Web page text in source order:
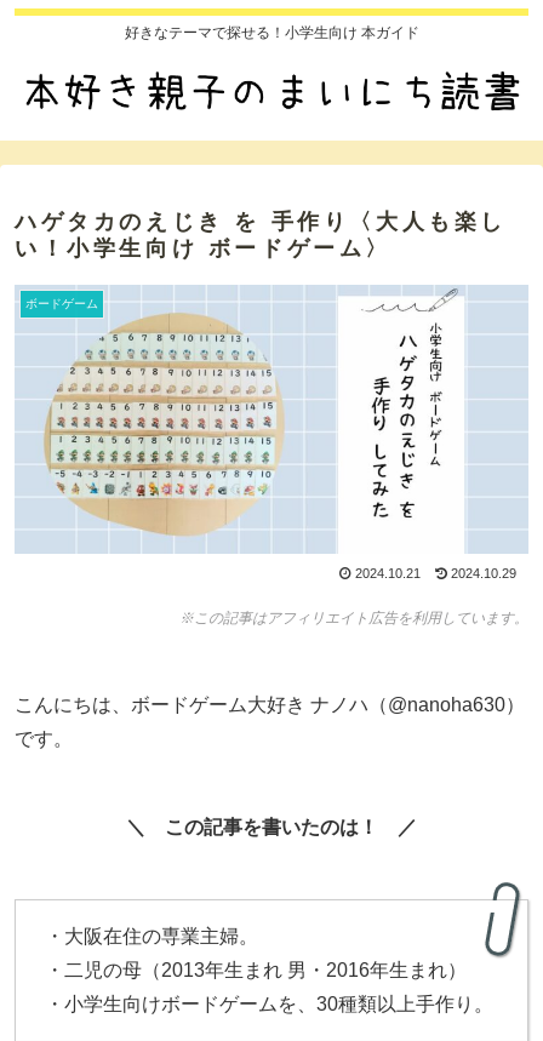
好きなテーマで探せる！小学生向け 本ガイド
ハゲタカのえじき を 手作り〈大人も楽し
い！小学生向け ボードゲーム〉
ボードゲーム
2024.10.21 2024.10.29
※この記事はアフィリエイト広告を利用しています。
こんにちは、ボードゲーム大好き ナノハ（@nanoha630）
です。
＼ この記事を書いたのは！ ／
・大阪在住の専業主婦。
・二児の母（2013年生まれ 男・2016年生まれ）
・小学生向けボードゲームを、30種類以上手作り。